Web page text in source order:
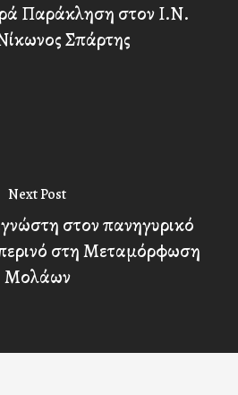
Παράκληση στον Ι.Ν.
Σπάρτης
Next Post
στον πανηγυρικό
στη Μεταμόρφωση
Μολάων